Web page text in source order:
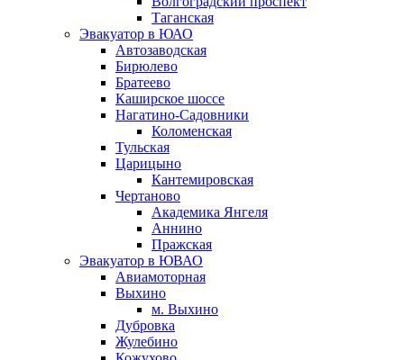
Таганская
Эвакуатор в ЮАО
Автозаводская
Бирюлево
Братеево
Каширское шоссе
Нагатино-Садовники
Коломенская
Тульская
Царицыно
Кантемировская
Чертаново
Академика Янгеля
Аннино
Пражская
Эвакуатор в ЮВАО
Авиамоторная
Выхино
м. Выхино
Дубровка
Жулебино